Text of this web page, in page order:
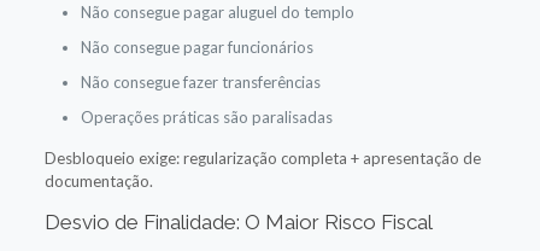
Não consegue pagar aluguel do templo
Não consegue pagar funcionários
Não consegue fazer transferências
Operações práticas são paralisadas
Desbloqueio exige: regularização completa + apresentação de
documentação.
Desvio de Finalidade: O Maior Risco Fiscal